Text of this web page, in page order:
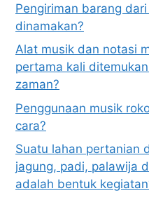
Pengiriman barang
dinamakan?
Alat musik dan notasi
pertama kali
zaman?
Penggunaan musik
cara?
Suatu lahan pertanian
jagung, padi, palawija
adalah bentuk